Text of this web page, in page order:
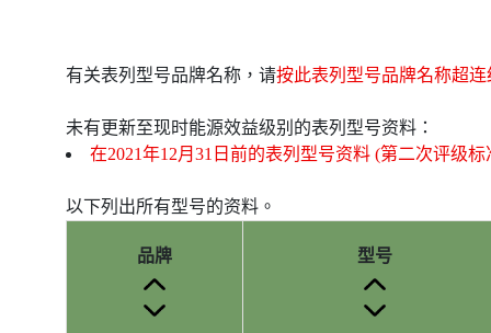
有关表列型号品牌名称，请按此表列型号品牌名称超连
未有更新至现时能源效益级别的表列型号资料：
在2021年12月31日前的表列型号资料 (第二次评级标
以下列出所有型号的资料。
品牌 型号